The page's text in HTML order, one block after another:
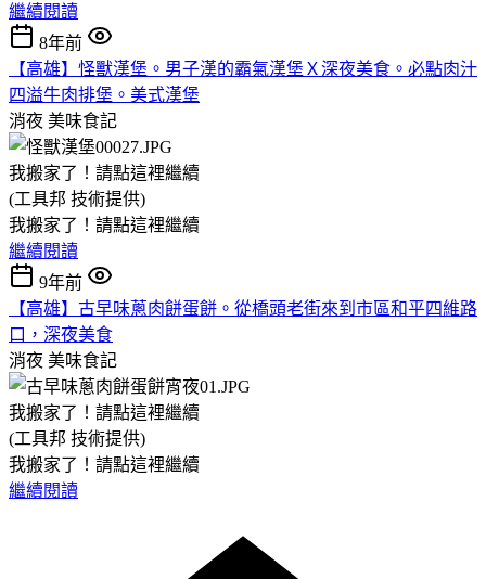
繼續閱讀
8年前
【高雄】怪獸漢堡。男子漢的霸氣漢堡Ｘ深夜美食。必點肉汁
四溢牛肉排堡。美式漢堡
消夜 美味食記
我搬家了！請點這裡繼續
(工具邦 技術提供)
我搬家了！請點這裡繼續
繼續閱讀
9年前
【高雄】古早味蔥肉餅蛋餅。從橋頭老街來到市區和平四維路
口，深夜美食
消夜 美味食記
我搬家了！請點這裡繼續
(工具邦 技術提供)
我搬家了！請點這裡繼續
繼續閱讀